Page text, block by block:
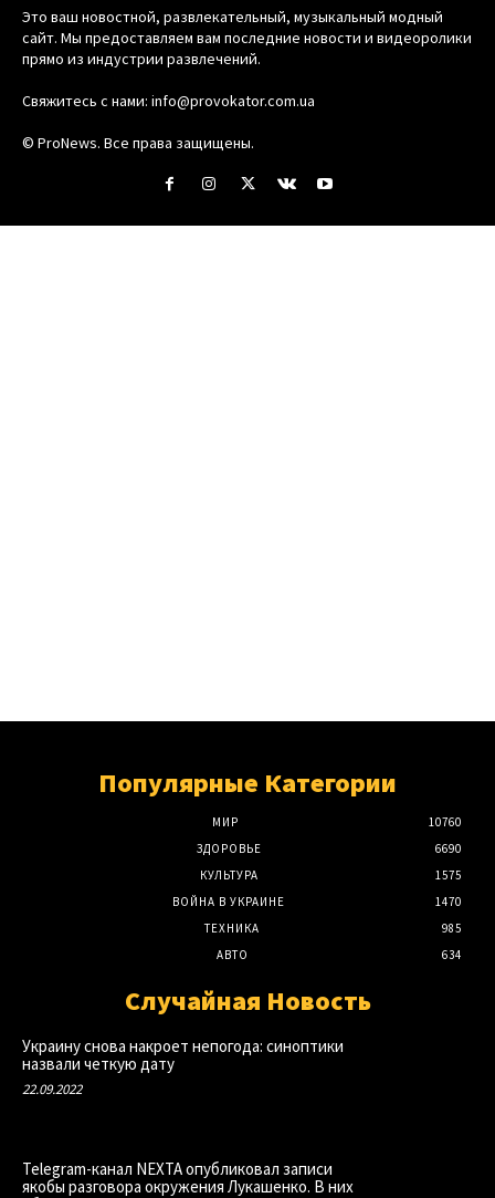
Это ваш новостной, развлекательный, музыкальный модный
сайт. Мы предоставляем вам последние новости и видеоролики
прямо из индустрии развлечений.
Свяжитесь с нами: info@provokator.com.ua
© ProNews. Все права защищены.
Популярные Категории
МИР
10760
ЗДОРОВЬЕ
6690
КУЛЬТУРА
1575
ВОЙНА В УКРАИНЕ
1470
ТЕХНИКА
985
АВТО
634
Случайная Новость
Украину снова накроет непогода: синоптики
назвали четкую дату
22.09.2022
Telegram-канал NEXTA опубликовал записи
якобы разговора окружения Лукашенко. В них